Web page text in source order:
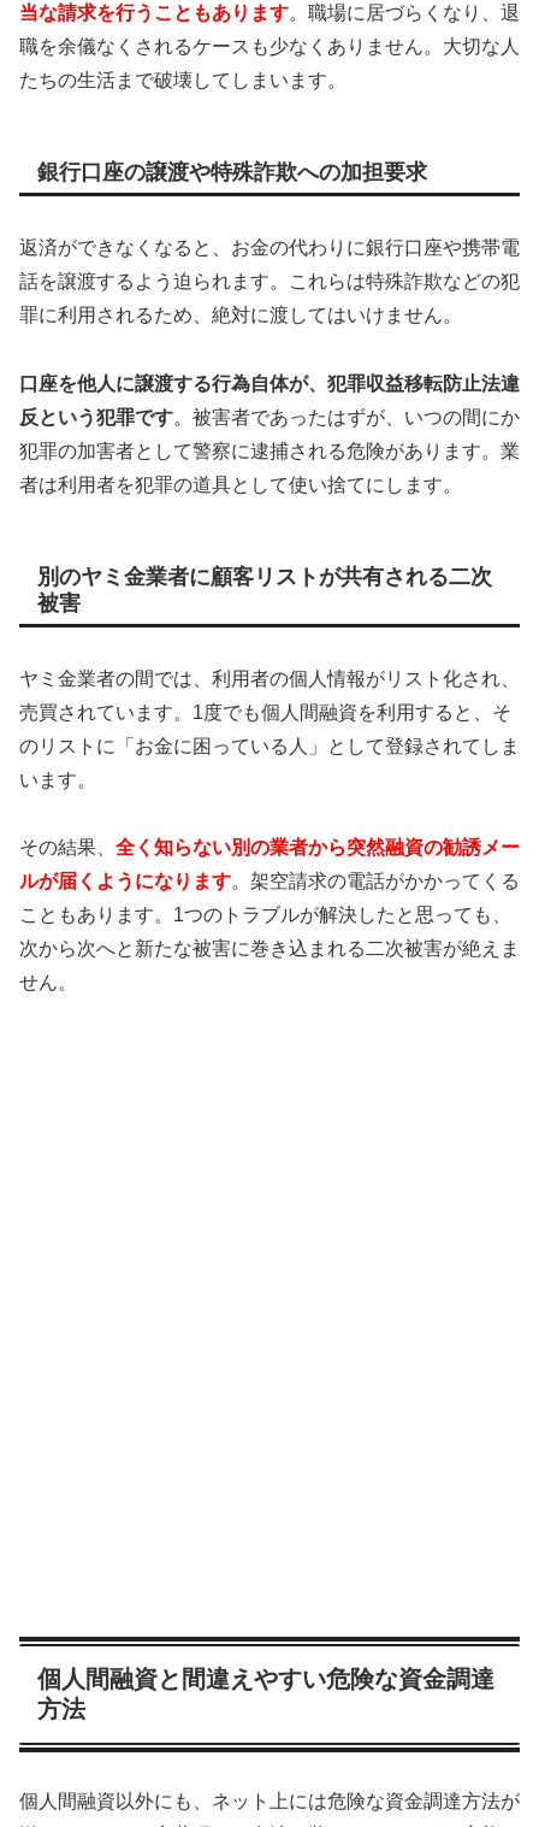
当な請求を行うこともあります。職場に居づらくなり、退
職を余儀なくされるケースも少なくありません。大切な人
たちの生活まで破壊してしまいます。
銀行口座の譲渡や特殊詐欺への加担要求
返済ができなくなると、お金の代わりに銀行口座や携帯電
話を譲渡するよう迫られます。これらは特殊詐欺などの犯
罪に利用されるため、絶対に渡してはいけません。
口座を他人に譲渡する行為自体が、犯罪収益移転防止法違
反という犯罪です。被害者であったはずが、いつの間にか
犯罪の加害者として警察に逮捕される危険があります。業
者は利用者を犯罪の道具として使い捨てにします。
別のヤミ金業者に顧客リストが共有される二次
被害
ヤミ金業者の間では、利用者の個人情報がリスト化され、
売買されています。1度でも個人間融資を利用すると、そ
のリストに「お金に困っている人」として登録されてしま
います。
その結果、 全く知らない別の業者から突然融資の勧誘メー
ルが届くようになります。架空請求の電話がかかってくる
こともあります。1つのトラブルが解決したと思っても、
次から次へと新たな被害に巻き込まれる二次被害が絶えま
せん。
個人間融資と間違えやすい危険な資金調達
方法
個人間融資以外にも、ネット上には危険な資金調達方法が